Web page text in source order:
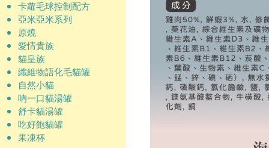
卡蘿毛球控制配方
亞米亞米系列
原燒
愛情貴族
貓皇族
纖維物語化毛貓罐
自然小貓
吶一口貓湯罐
舒卡貓湯罐
吃好飽貓罐
果凍杯